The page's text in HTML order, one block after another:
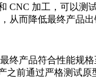
CNC 加工，可以测
从而降低最终产品出
终产品符合性能规
之前通过严格测试原